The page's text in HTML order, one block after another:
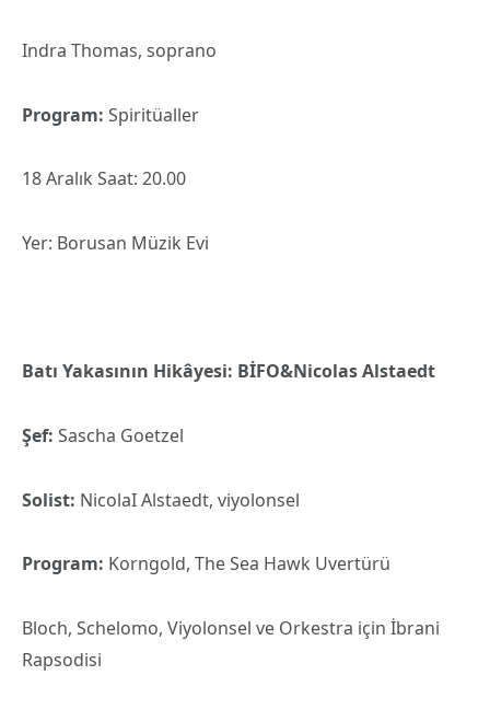
Indra Thomas, soprano
Program: Spiritüaller
18 Aralık Saat: 20.00
Yer: Borusan Müzik Evi
Batı Yakasının Hikâyesi: BİFO&Nicolas Alstaedt
Şef: Sascha Goetzel
Solist: NicolaI Alstaedt, viyolonsel
Program: Korngold, The Sea Hawk Uvertürü
Bloch, Schelomo, Viyolonsel ve Orkestra için İbrani
Rapsodisi